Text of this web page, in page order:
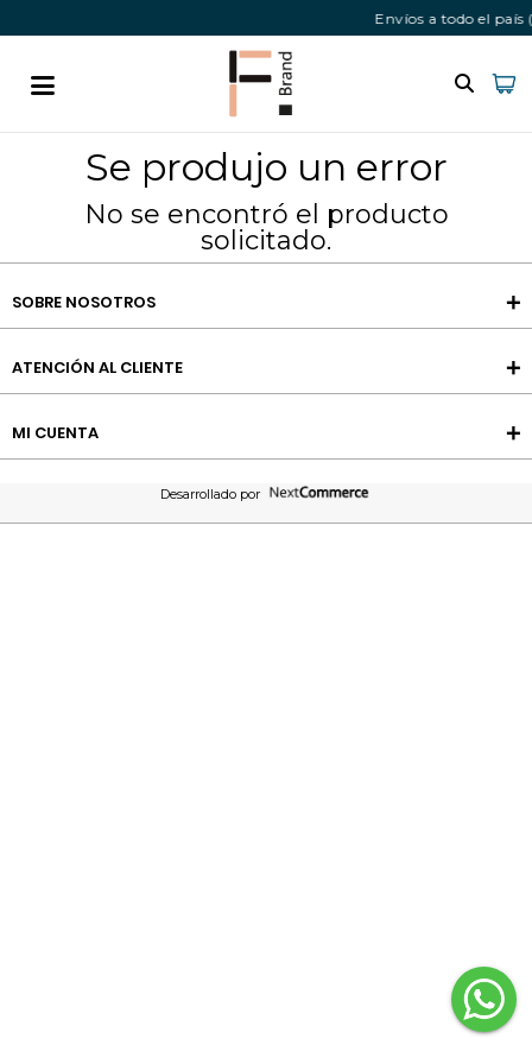
Envíos a todo el
Se produjo un error
No se encontró el producto
solicitado.
SOBRE NOSOTROS
ATENCIÓN AL CLIENTE
MI CUENTA
Desarrollado por